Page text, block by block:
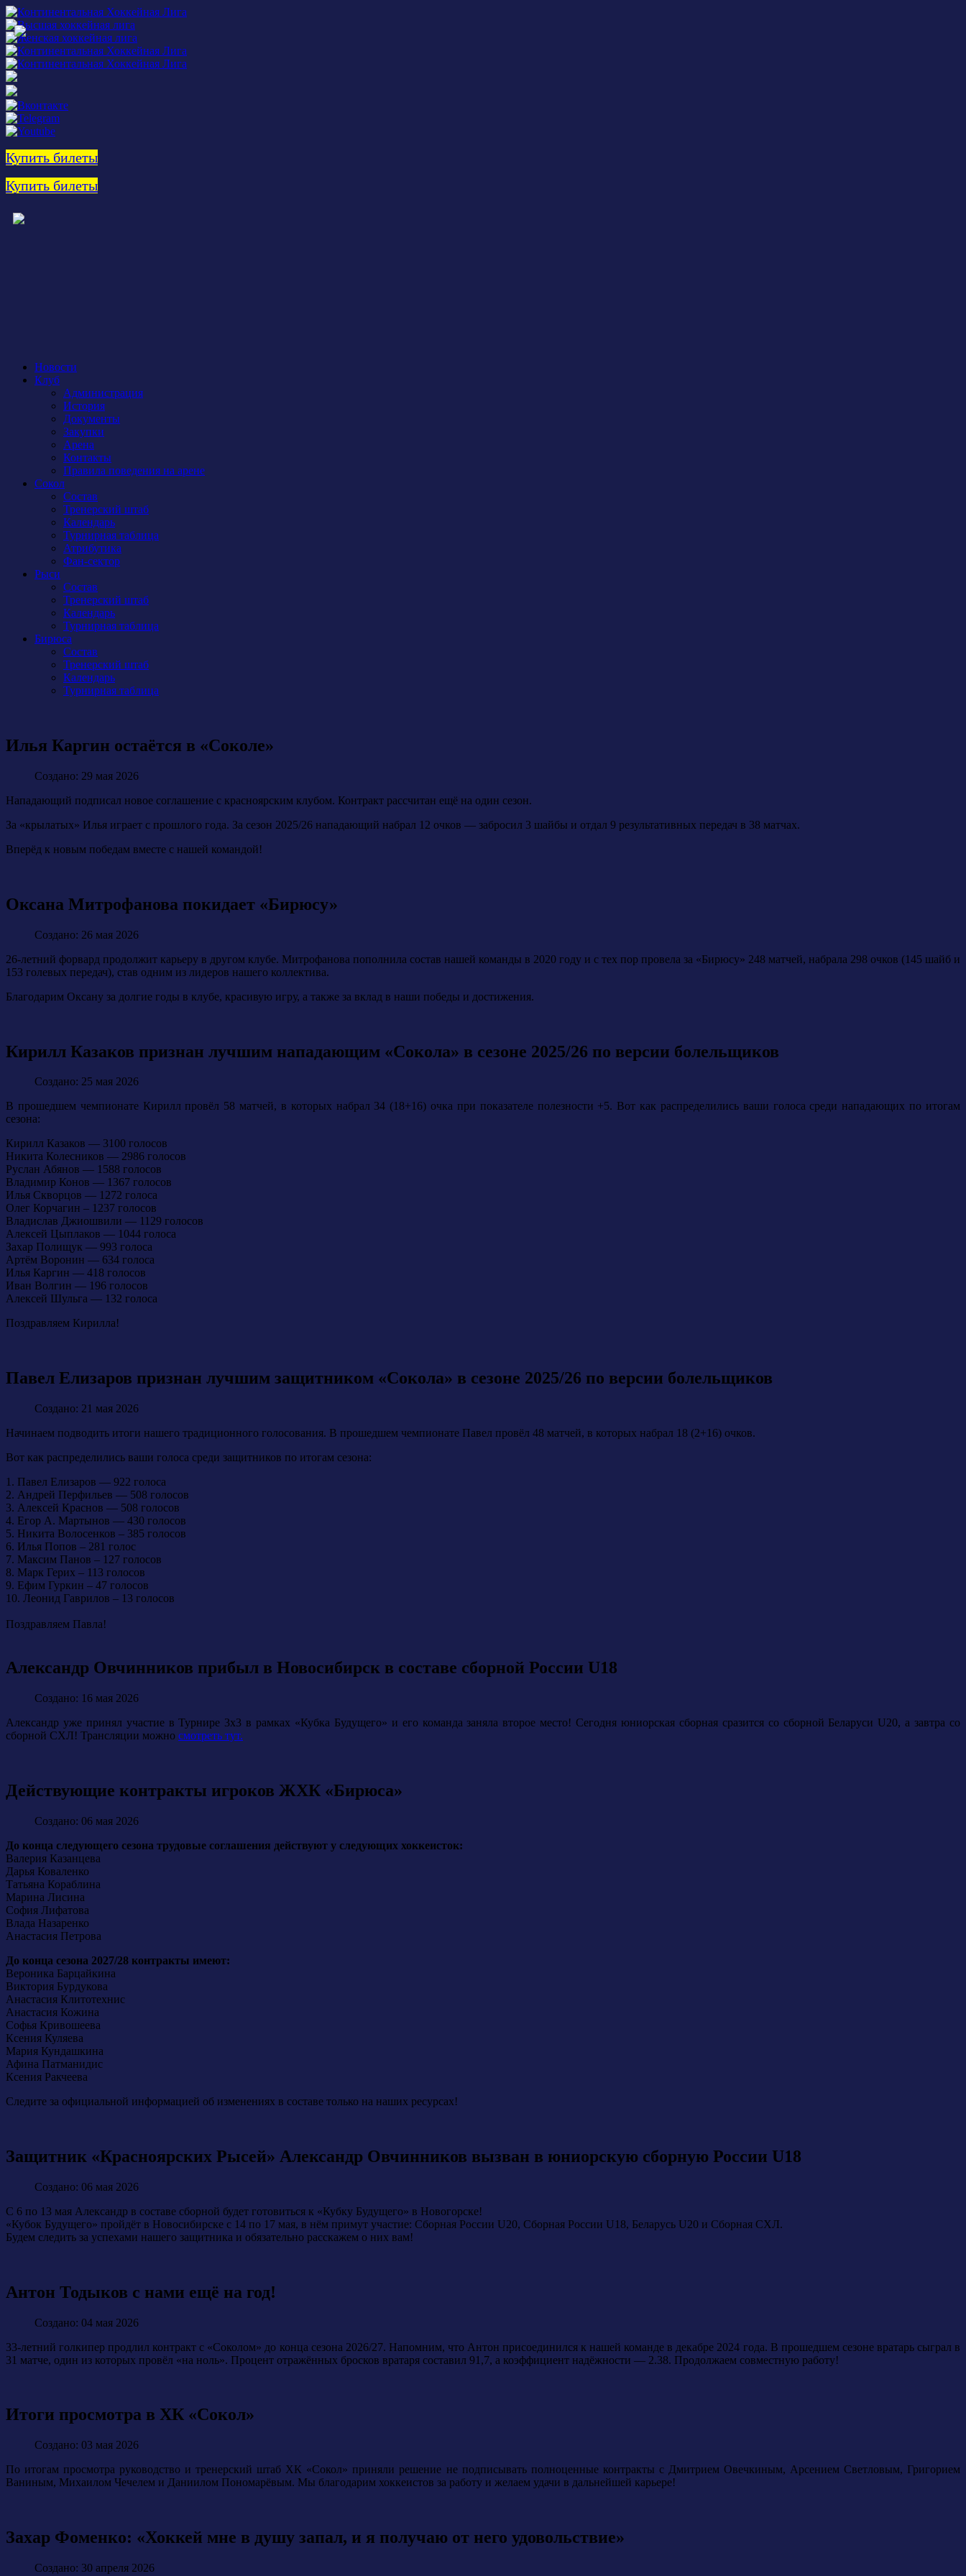
Купить билеты
Купить билеты
Новости
Клуб
Администрация
История
Документы
Закупки
Арена
Контакты
Правила поведения на арене
Сокол
Состав
Тренерский штаб
Календарь
Турнирная таблица
Атрибутика
Фан-сектор
Рыси
Состав
Тренерский штаб
Календарь
Турнирная таблица
Бирюса
Состав
Тренерский штаб
Календарь
Турнирная таблица
Илья Каргин остаётся в «Соколе»
Создано: 29 мая 2026
Нападающий подписал новое соглашение с красноярским клубом. Контракт рассчитан ещё на один сезон.
За «крылатых» Илья играет с прошлого года. За сезон 2025/26 нападающий набрал 12 очков — забросил 3 шайбы и отдал 9 результативных передач в 38 матчах.
Вперёд к новым победам вместе с нашей командой!
Оксана Митрофанова покидает «Бирюсу»
Создано: 26 мая 2026
26-летний форвард продолжит карьеру в другом клубе. Митрофанова пополнила состав нашей команды в 2020 году и с тех пор провела за «Бирюсу» 248 матчей, набрала 298 очков (145 шайб и
153 голевых передач), став одним из лидеров нашего коллектива.
Благодарим Оксану за долгие годы в клубе, красивую игру, а также за вклад в наши победы и достижения.
Кирилл Казаков признан лучшим нападающим «Сокола» в сезоне 2025/26 по версии болельщиков
Создано: 25 мая 2026
В прошедшем чемпионате Кирилл провёл 58 матчей, в которых набрал 34 (18+16) очка при показателе полезности +5. Вот как распределились ваши голоса среди нападающих по итогам
сезона:
Кирилл Казаков — 3100 голосов
Никита Колесников — 2986 голосов
Руслан Абянов — 1588 голосов
Владимир Конов — 1367 голосов
Илья Скворцов — 1272 голоса
Олег Корчагин – 1237 голосов
Владислав Джиошвили — 1129 голосов
Алексей Цыплаков — 1044 голоса
Захар Полищук — 993 голоса
Артём Воронин — 634 голоса
Илья Каргин — 418 голосов
Иван Волгин — 196 голосов
Алексей Шульга — 132 голоса
Поздравляем Кирилла!
Павел Елизаров признан лучшим защитником «Сокола» в сезоне 2025/26 по версии болельщиков
Создано: 21 мая 2026
Начинаем подводить итоги нашего традиционного голосования. В прошедшем чемпионате Павел провёл 48 матчей, в которых набрал 18 (2+16) очков.
Вот как распределились ваши голоса среди защитников по итогам сезона:
1. Павел Елизаров — 922 голоса
2. Андрей Перфильев — 508 голосов
3. Алексей Краснов — 508 голосов
4. Егор А. Мартынов — 430 голосов
5. Никита Волосенков – 385 голосов
6. Илья Попов – 281 голос
7. Максим Панов – 127 голосов
8. Марк Герих – 113 голосов
9. Ефим Гуркин – 47 голосов
10. Леонид Гаврилов – 13 голосов
Поздравляем Павла!
Александр Овчинников прибыл в Новосибирск в составе сборной России U18
Создано: 16 мая 2026
Александр уже принял участие в Турнире 3х3 в рамках «Кубка Будущего» и его команда заняла второе место! Сегодня юниорская сборная сразится со сборной Беларуси U20, а завтра со
сборной СХЛ! Трансляции можно смотреть тут.
Действующие контракты игроков ЖХК «Бирюса»
Создано: 06 мая 2026
До конца следующего сезона трудовые соглашения действуют у следующих хоккеисток:
Валерия Казанцева
Дарья Коваленко
Татьяна Кораблина
Марина Лисина
София Лифатова
Влада Назаренко
Анастасия Петрова
До конца сезона 2027/28 контракты имеют:
Вероника Барцайкина
Виктория Бурдукова
Анастасия Клитотехнис
Анастасия Кожина
Софья Кривошеева
Ксения Куляева
Мария Кундашкина
Афина Патманидис
Ксения Ракчеева
Следите за официальной информацией об изменениях в составе только на наших ресурсах!
Защитник «Красноярских Рысей» Александр Овчинников вызван в юниорскую сборную России U18
Создано: 06 мая 2026
С 6 по 13 мая Александр в составе сборной будет готовиться к «Кубку Будущего» в Новогорске!
«Кубок Будущего» пройдёт в Новосибирске с 14 по 17 мая, в нём примут участие: Сборная России U20, Сборная России U18, Беларусь U20 и Сборная СХЛ.
Будем следить за успехами нашего защитника и обязательно расскажем о них вам!
Антон Тодыков с нами ещё на год!
Создано: 04 мая 2026
33-летний голкипер продлил контракт с «Соколом» до конца сезона 2026/27. Напомним, что Антон присоединился к нашей команде в декабре 2024 года. В прошедшем сезоне вратарь сыграл в
31 матче, один из которых провёл «на ноль». Процент отражённых бросков вратаря составил 91,7, а коэффициент надёжности — 2.38. Продолжаем совместную работу!
Итоги просмотра в ХК «Сокол»
Создано: 03 мая 2026
По итогам просмотра руководство и тренерский штаб ХК «Сокол» приняли решение не подписывать полноценные контракты с Дмитрием Овечкиным, Арсением Светловым, Григорием
Ваниным, Михаилом Чечелем и Даниилом Пономарёвым. Мы благодарим хоккеистов за работу и желаем удачи в дальнейшей карьере!
Захар Фоменко: «Хоккей мне в душу запал, и я получаю от него удовольствие»
Создано: 30 апреля 2026